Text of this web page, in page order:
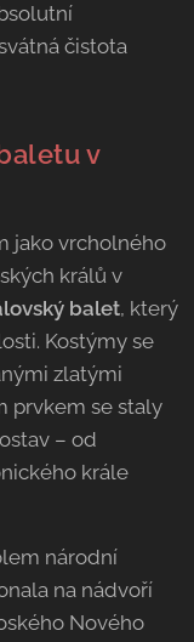
čistota
v
jako vrcholného
králů v
balet, který
Kostýmy se
zlatými
prvkem se staly
– od
krále
národní
na nádvoří
Nového